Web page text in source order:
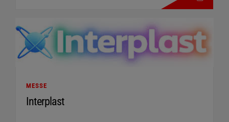
MESSE
Interplast